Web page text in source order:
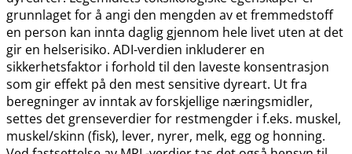
grunnlaget for å angi den mengden av et fremmedstoff
en person kan innta daglig gjennom hele livet uten at det
gir en helserisiko. ADI-verdien inkluderer en
sikkerhetsfaktor i forhold til den laveste konsentrasjon
som gir effekt på den mest sensitive dyreart. Ut fra
beregninger av inntak av forskjellige næringsmidler,
settes det grenseverdier for restmengder i f.eks. muskel,
muskel​/​skinn (fisk), lever, nyrer, melk, egg og honning.